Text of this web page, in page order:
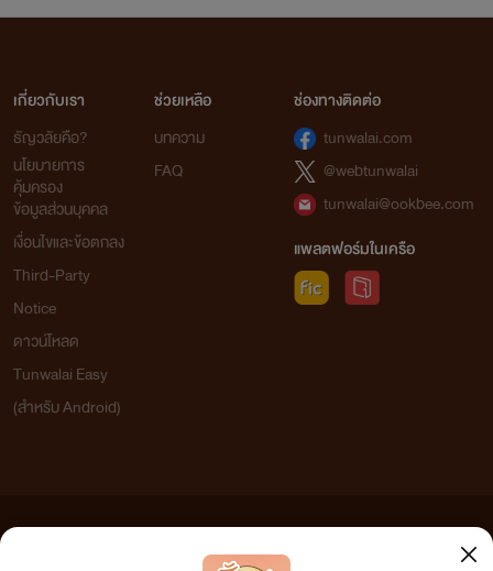
เกี่ยวกับเรา
ธัญวลัยคือ?
นโยบายการ
คุ้มครอง
ข้อมูลส่วนบุคคล
เงื่อนไขและข้อตกลง
Third-Party
Notice
ดาวน์โหลด
Tunwalai Easy
(สำหรับ Android)
ช่วยเหลือ
บทความ
FAQ
ช่องทางติดต่อ
tunwalai.com
@webtunwalai
tunwalai@ookbee.com
แพลตฟอร์มในเครือ
เว็บไซต์แห่งนี้ไม่ได้เห็นด้วยและไม่ขอรับผิดชอบต่อข้อความใดๆ ทั้งสิ้น ดังนั้นผู้อ่านทุกท่านโปรดใช้